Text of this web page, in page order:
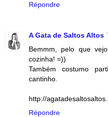
Répondre
A Gata de Saltos Altos
Bemmm, pelo que
cozinha! =))
Também costumo
cantinho.
http://
Répondre